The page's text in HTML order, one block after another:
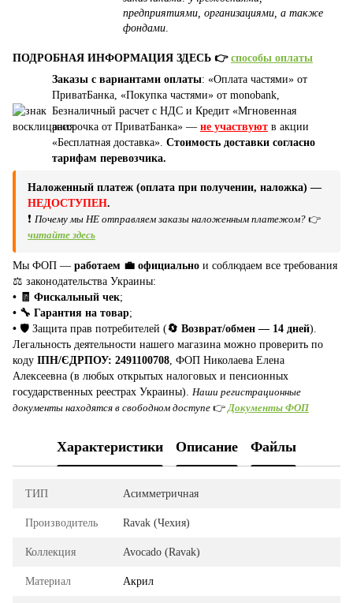
предприятиями, организациями, а также
фондами
ПОДРОБНАЯ ИНФОРМАЦИЯ ЗДЕСЬ 👉 способы оплаты
Заказы с вариантами оплаты: «Оплата частями» от
ПриватБанка, «Покупка частями» от monobank,
Безналичный расчет с НДС и Кредит «Мгновенная
рассрочка от ПриватБанка» — не участвуют в акции
«Бесплатная доставка». Стоимость доставки согласно
тарифам перевозчика.
Наложенный платеж (оплата при получении, наложка) —
НЕДОСТУПЕН.
❗ Почему мы НЕ отправляем заказы наложенным платежом? 👉
читайте здесь
Мы ФОП — работаем 💼 официально и соблюдаем все требования
⚖️ законодательства Украины:
• 🧾 Фискальный чек;
• 🔧 Гарантия на товар;
• 🛡️ Защита прав потребителей (🔄 Возврат/обмен — 14 дней).
Легальность деятельности нашего магазина можно проверить по
коду ІПН/ЄДРПОУ: 2491100708 , ФОП Николаева Елена
Алексеевна (в любых открытых налоговых и пенсионных
государственных реестрах Украины). Наши регистрационные
документы находятся в свободном доступе 👉 Документы ФОП
Характеристики Описание Файлы
ТИП Асимметричная
Производитель Ravak (Чехия)
Коллекция Avocado (Ravak)
Материал Акрил